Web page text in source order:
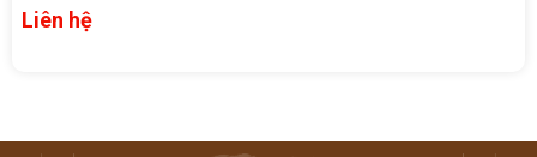
Liên hệ